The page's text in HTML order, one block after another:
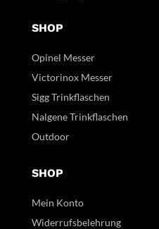
SHOP
Opinel Messer
Victorinox Messer
Sigg Trinkflaschen
Nalgene Trinkflaschen
Outdoor
SHOP
Mein Konto
Widerrufsbelehrung